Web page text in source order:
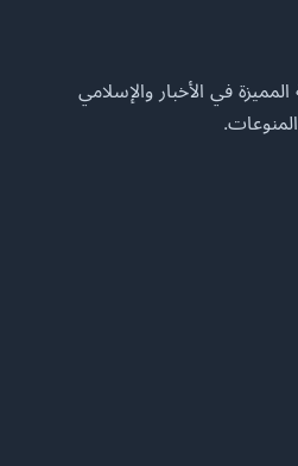
المميزة في الأخبار والإسلامي